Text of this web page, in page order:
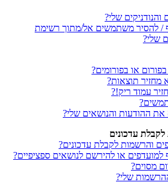
שלי?
/ להסיר משתמשים אל/מתוך רשימת
שלי?
או בפורומים?
מחזיר תוצאות?
עמוד ריק!?
את ההודעות והנושאים שלי?
עדכונים
והרשמות לקבלת עדכונים?
למועדפים או להירשם לנושאים ספציפיים?
מסוים?
שלי?